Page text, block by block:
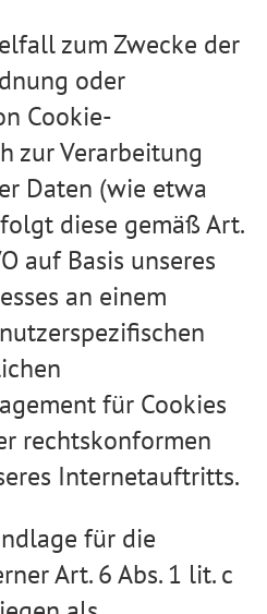
zum Zwecke der
oder
Cookie-
zur Verarbeitung
Daten (wie etwa
diese gemäß Art.
auf Basis unseres
an einem
für Cookies
rechtskonformen
Internetauftritts.
für die
Art. 6 Abs. 1 lit. c